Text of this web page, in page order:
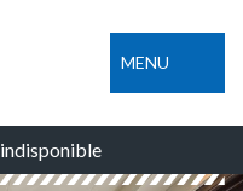
MENU
indisponible